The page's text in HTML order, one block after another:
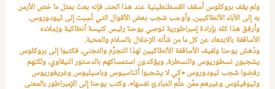
ولم يقف بروكلوس أسقف القسطنطينية عند هذا الحد، فإنه بعث بمثل ما خص الأرمن
به إلى الآباء الأنطاكيين، وأوجب شجب بعض الأقوال التي نُسِبت إلى ثيودوروس،
وأرفق هذا كله بإرادة إمبراطورية توصي يوحنا رئيس كنيسة أنطاكية وزملاءه
الأساقفة بالابتعاد عن كل ما من شأنه الإخلال بالسلام والمحبة.
ودُهش يوحنا ولفيف الأساقفة الأنطاكيين لهذا التجرُّم والتجني، فكتبوا إلى بروكلوس
يشجبون نسطوريوس والنسطرة، ويؤكدون استمساكهم بالدستور النيقاوي، ولكنهم
رفضوا شجب ثيودوروس «كي لا يشجبوا أثناسيوس وباسيليوس وغريغوريوس
وثيوفيلوس وغيرهم ممَّن علَّم المبادئ نفسها». وكتب يوحنا إلى الإمبراطور بالمعنى